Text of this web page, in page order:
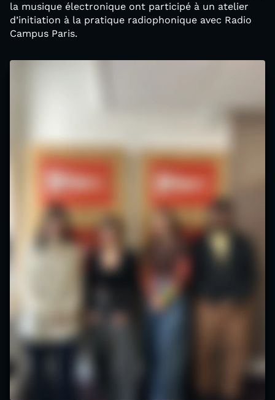
la musique électronique ont participé à un atelier
d’initiation à la pratique radiophonique avec Radio
Campus Paris.